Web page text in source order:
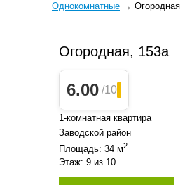
Однокомнатные → Огородная
Огородная, 153а
6.00 /10
1-комнатная квартира
Заводской район
Площадь: 34 м2
Этаж: 9 из 10